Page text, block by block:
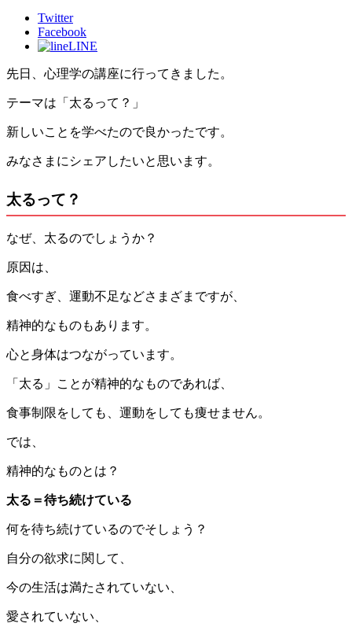
Twitter
Facebook
LINE
先日、心理学の講座に行ってきました。
テーマは「太るって？」
新しいことを学べたので良かったです。
みなさまにシェアしたいと思います。
太るって？
なぜ、太るのでしょうか？
原因は、
食べすぎ、運動不足などさまざまですが、
精神的なものもあります。
心と身体はつながっています。
「太る」ことが精神的なものであれば、
食事制限をしても、運動をしても痩せません。
では、
精神的なものとは？
太る＝待ち続けている
何を待ち続けているのでそしょう？
自分の欲求に関して、
今の生活は満たされていない、
愛されていない、